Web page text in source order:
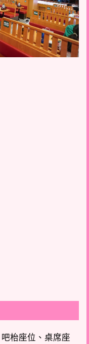
枱座位、桌席座